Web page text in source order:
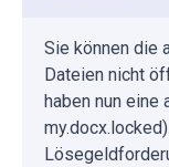
Sie können die
Dateien nicht
haben nun eine